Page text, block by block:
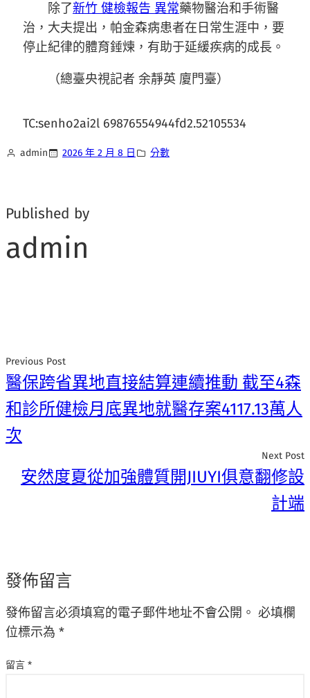
除了新竹 健檢報告 異常藥物醫治和手術醫
治，大夫提出，帕金森病患者在日常生涯中，要
停止紀律的體育錘煉，有助于延緩疾病的成長。
（總臺央視記者 余靜英 廈門臺）
TC:senho2ai2l 69876554944fd2.52105534
admin 2026 年 2 月 8 日 分數
Published by
admin
Previous Post
醫保跨省異地直接結算連續推動 截至4森
和診所健檢月底異地就醫存案4117.13萬人
次
Next Post
安然度夏從加強體質開JIUYI俱意翻修設
計端
發佈留言
發佈留言必須填寫的電子郵件地址不會公開。 必填欄
位標示為 *
留言 *